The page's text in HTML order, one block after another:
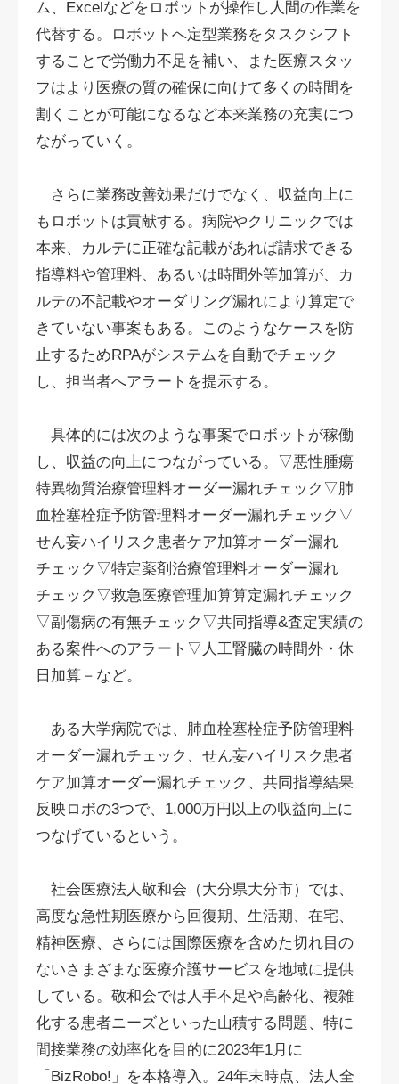
ム、Excelなどをロボットが操作し人間の作業を
代替する。ロボットへ定型業務をタスクシフト
することで労働力不足を補い、また医療スタッ
フはより医療の質の確保に向けて多くの時間を
割くことが可能になるなど本来業務の充実につ
ながっていく。
さらに業務改善効果だけでなく、収益向上に
もロボットは貢献する。病院やクリニックでは
本来、カルテに正確な記載があれば請求できる
指導料や管理料、あるいは時間外等加算が、カ
ルテの不記載やオーダリング漏れにより算定で
きていない事案もある。このようなケースを防
止するためRPAがシステムを自動でチェック
し、担当者へアラートを提示する。
具体的には次のような事案でロボットが稼働
し、収益の向上につながっている。▽悪性腫瘍
特異物質治療管理料オーダー漏れチェック▽肺
血栓塞栓症予防管理料オーダー漏れチェック▽
せん妄ハイリスク患者ケア加算オーダー漏れ
チェック▽特定薬剤治療管理料オーダー漏れ
チェック▽救急医療管理加算算定漏れチェック
▽副傷病の有無チェック▽共同指導&査定実績の
ある案件へのアラート▽人工腎臓の時間外・休
日加算－など。
ある大学病院では、肺血栓塞栓症予防管理料
オーダー漏れチェック、せん妄ハイリスク患者
ケア加算オーダー漏れチェック、共同指導結果
反映ロボの3つで、1,000万円以上の収益向上に
つなげているという。
社会医療法人敬和会（大分県大分市）では、
高度な急性期医療から回復期、生活期、在宅、
精神医療、さらには国際医療を含めた切れ目の
ないさまざまな医療介護サービスを地域に提供
している。敬和会では人手不足や高齢化、複雑
化する患者ニーズといった山積する問題、特に
間接業務の効率化を目的に2023年1月に
「BizRobo!」を本格導入。24年末時点、法人全